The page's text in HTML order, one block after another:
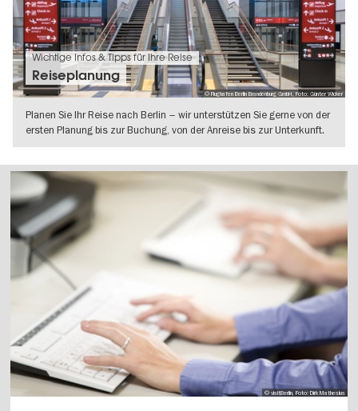
© Flughafen Berlin Brandenburg GmbH, Foto: Günter Wicker
Wichtige Infos & Tipps für Ihre Reise
Reiseplanung
Planen Sie Ihr Reise nach Berlin – wir unterstützen Sie gerne von der
ersten Planung bis zur Buchung, von der Anreise bis zur Unterkunft.
© visitBerlin, Foto: Dirk Mathesius